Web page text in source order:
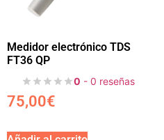
Medidor electrónico TDS
FT36 QP
0 - 0 reseñas
75,00€